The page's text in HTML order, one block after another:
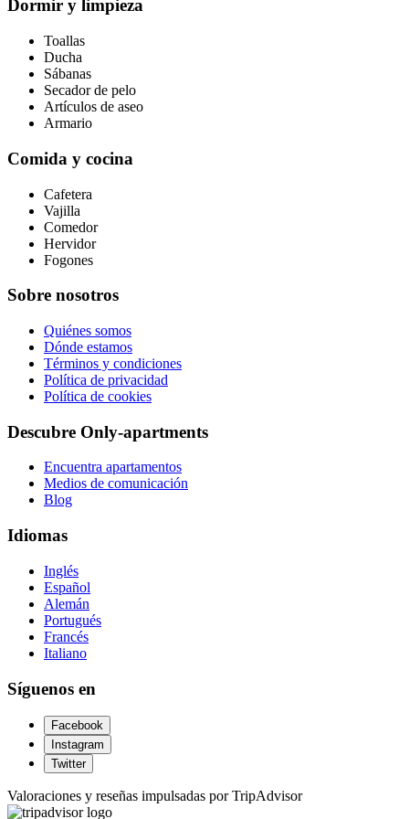
Dormir y limpieza
Toallas
Ducha
Sábanas
Secador de pelo
Artículos de aseo
Armario
Comida y cocina
Cafetera
Vajilla
Comedor
Hervidor
Fogones
Sobre nosotros
Quiénes somos
Dónde estamos
Términos y condiciones
Política de privacidad
Política de cookies
Descubre Only-apartments
Encuentra apartamentos
Medios de comunicación
Blog
Idiomas
Inglés
Español
Alemán
Portugués
Francés
Italiano
Síguenos en
Facebook
Instagram
Twitter
Valoraciones y reseñas impulsadas por TripAdvisor